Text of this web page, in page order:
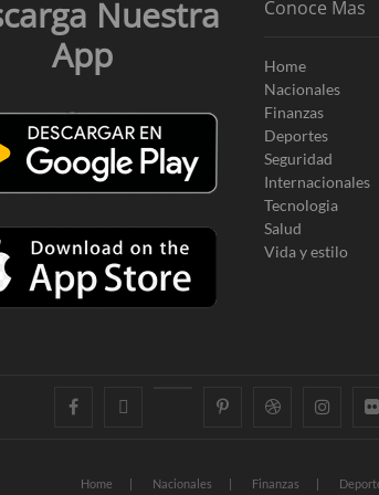
Nuestra
App
Conoce Mas
Home
Nacionales
Finanzas
Deportes
Seguridad
Internacionales
Tecnologia
Salud
Vida y estilo
facebook googlepluspinterestdribbble
Home Nacionales Finanzas